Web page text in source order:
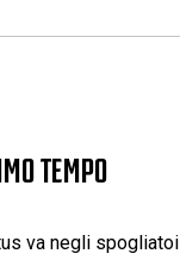
TEMPO
va negli